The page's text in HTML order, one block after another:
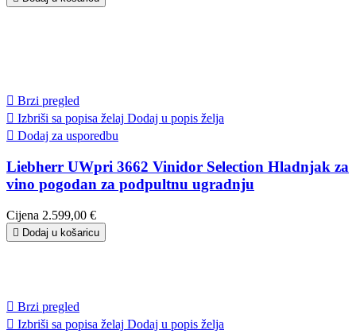
 Brzi pregled
 Izbriši sa popisa želaj Dodaj u popis želja
 Dodaj za usporedbu
Liebherr UWpri 3662 Vinidor Selection Hladnjak za
vino pogodan za podpultnu ugradnju
Cijena 2.599,00 €
 Dodaj u košaricu
 Brzi pregled
 Izbriši sa popisa želaj Dodaj u popis želja